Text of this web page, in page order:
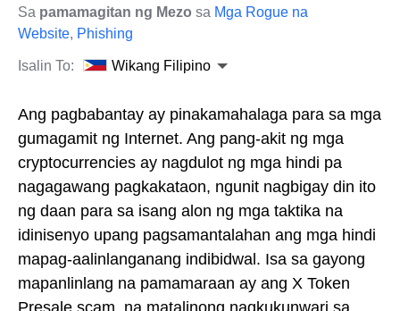
Sa pamamagitan ng Mezo sa Mga Rogue na
Website, Phishing
Isalin To: Wikang Filipino
Ang pagbabantay ay pinakamahalaga para sa mga
gumagamit ng Internet. Ang pang-akit ng mga
cryptocurrencies ay nagdulot ng mga hindi pa
nagagawang pagkakataon, ngunit nagbigay din ito
ng daan para sa isang alon ng mga taktika na
idinisenyo upang pagsamantalahan ang mga hindi
mapag-aalinlanganang indibidwal. Isa sa gayong
mapanlinlang na pamamaraan ay ang X Token
Presale scam, na matalinong nagkukunwari sa